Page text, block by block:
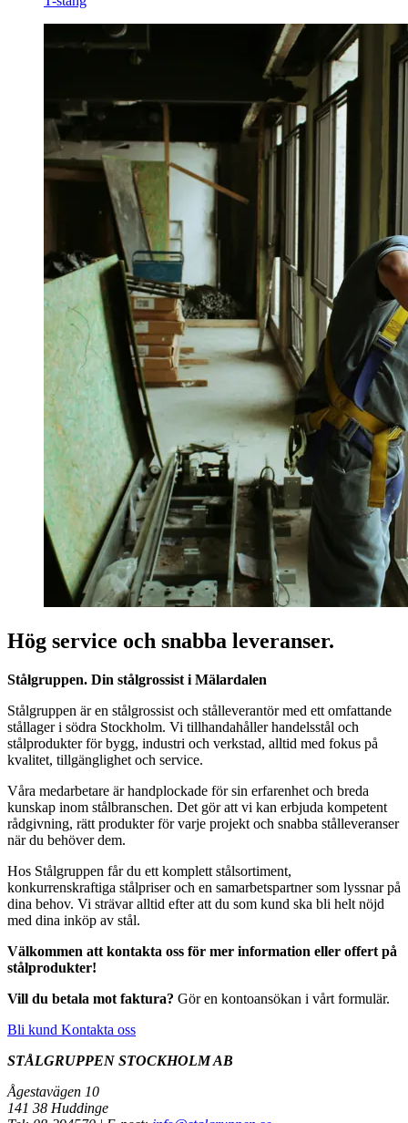
Hög service och snabba leveranser.
Stålgruppen. Din stålgrossist i Mälardalen
Stålgruppen är en stålgrossist och stålleverantör med ett omfattande
stållager i södra Stockholm. Vi tillhandahåller handelsstål och
stålprodukter för bygg, industri och verkstad, alltid med fokus på
kvalitet, tillgänglighet och service.
Våra medarbetare är handplockade för sin erfarenhet och breda
kunskap inom stålbranschen. Det gör att vi kan erbjuda kompetent
rådgivning, rätt produkter för varje projekt och snabba stålleveranser
när du behöver dem.
Hos Stålgruppen får du ett komplett stålsortiment,
konkurrenskraftiga stålpriser och en samarbetspartner som lyssnar på
dina behov. Vi strävar alltid efter att du som kund ska bli helt nöjd
med dina inköp av stål.
Välkommen att kontakta oss för mer information eller offert på
stålprodukter!
Vill du betala mot faktura? Gör en kontoansökan i vårt formulär.
Bli kund Kontakta oss
STÅLGRUPPEN STOCKHOLM AB
Ågestavägen 10
141 38 Huddinge